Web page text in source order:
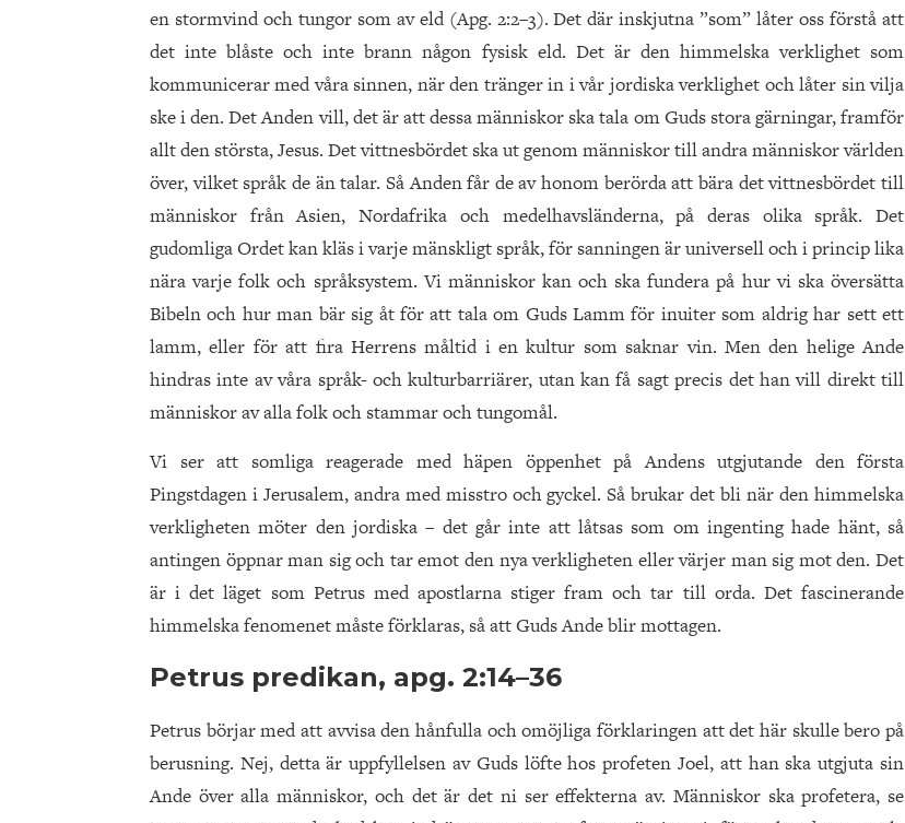
en stormvind och tungor som av eld (Apg. 2:2–3). Det där inskjutna ”som” låter oss förstå att
det inte blåste och inte brann någon fysisk eld. Det är den himmelska verklighet som
kommunicerar med våra sinnen, när den tränger in i vår jordiska verklighet och låter sin vilja
ske i den. Det Anden vill, det är att dessa människor ska tala om Guds stora gärningar, framför
allt den största, Jesus. Det vittnesbördet ska ut genom människor till andra människor världen
över, vilket språk de än talar. Så Anden får de av honom berörda att bära det vittnesbördet till
människor från Asien, Nordafrika och medelhavsländerna, på deras olika språk. Det
gudomliga Ordet kan kläs i varje mänskligt språk, för sanningen är universell och i princip lika
nära varje folk och språksystem. Vi människor kan och ska fundera på hur vi ska översätta
Bibeln och hur man bär sig åt för att tala om Guds Lamm för inuiter som aldrig har sett ett
lamm, eller för att fira Herrens måltid i en kultur som saknar vin. Men den helige Ande
hindras inte av våra språk- och kulturbarriärer, utan kan få sagt precis det han vill direkt till
människor av alla folk och stammar och tungomål.
Vi ser att somliga reagerade med häpen öppenhet på Andens utgjutande den första
Pingstdagen i Jerusalem, andra med misstro och gyckel. Så brukar det bli när den himmelska
verkligheten möter den jordiska – det går inte att låtsas som om ingenting hade hänt, så
antingen öppnar man sig och tar emot den nya verkligheten eller värjer man sig mot den. Det
är i det läget som Petrus med apostlarna stiger fram och tar till orda. Det fascinerande
himmelska fenomenet måste förklaras, så att Guds Ande blir mottagen.
Petrus predikan, apg. 2:14–36
Petrus börjar med att avvisa den hånfulla och omöjliga förklaringen att det här skulle bero på
berusning. Nej, detta är uppfyllelsen av Guds löfte hos profeten Joel, att han ska utgjuta sin
Ande över alla människor, och det är det ni ser effekterna av. Människor ska profetera, se